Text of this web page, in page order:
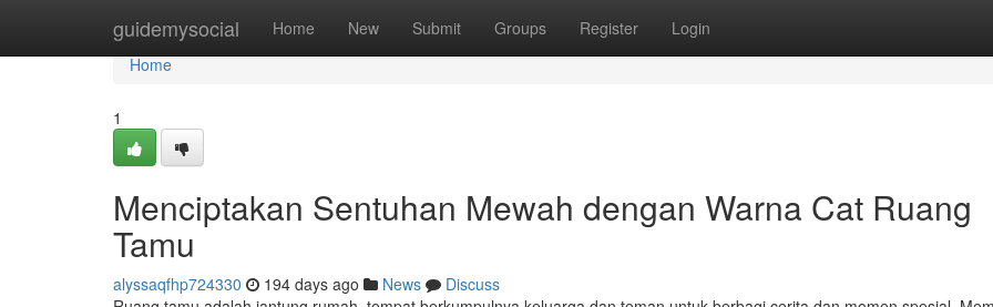
guidemysocial Home New Submit Groups Register Login
Home
Home
1
Menciptakan Sentuhan Mewah dengan Warna Cat Ruang
Tamu
alyssaqfhp724330 194 days ago News
Discuss